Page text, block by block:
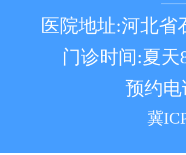
医院地址:河北
门诊时间:夏天
预约电
冀